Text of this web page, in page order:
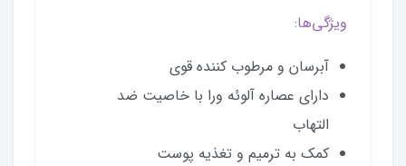
ویژگی‌ها:
آبرسان و مرطوب کننده قوی
دارای عصاره آلوئه ورا با خاصیت ضد
التهاب
کمک به ترمیم و تغذیه پوست